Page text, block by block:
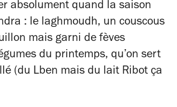
absolument quand la saison
: le laghmoudh, un couscous
mais garni de fèves
du printemps, qu’on sert
(du Lben mais du lait Ribot ça